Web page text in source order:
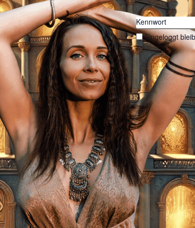
Kennwort
Eingeloggt